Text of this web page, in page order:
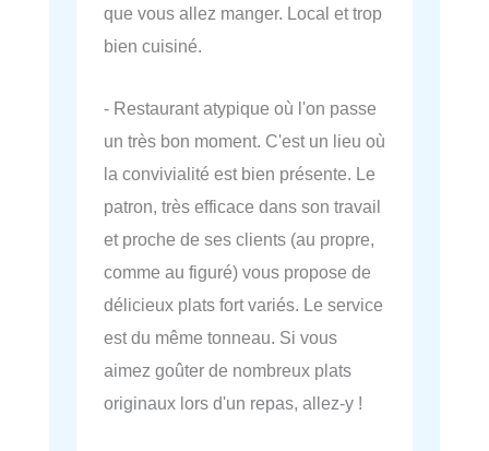
que vous allez manger. Local et trop
bien cuisiné.
- Restaurant atypique où l'on passe
un très bon moment. C'est un lieu où
la convivialité est bien présente. Le
patron, très efficace dans son travail
et proche de ses clients (au propre,
comme au figuré) vous propose de
délicieux plats fort variés. Le service
est du même tonneau. Si vous
aimez goûter de nombreux plats
originaux lors d'un repas, allez-y !